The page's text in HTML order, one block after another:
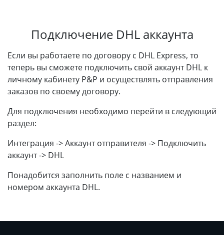
Подключение DHL аккаунта
Если вы работаете по договору с DHL Express, то
теперь вы сможете подключить свой аккаунт DHL к
личному кабинету P&P и осуществлять отправления
заказов по своему договору.
Для подключения необходимо перейти в следующий
раздел:
Интеграция -> Аккаунт отправителя -> Подключить
аккаунт -> DHL
Понадобится заполнить поле с названием и
номером аккаунта DHL.